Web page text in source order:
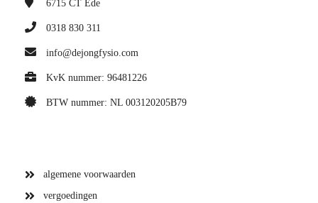
6715 CT Ede
0318 830 311
info@dejongfysio.com
KvK nummer: 96481226
BTW nummer: NL 003120205B79
algemene voorwaarden
vergoedingen